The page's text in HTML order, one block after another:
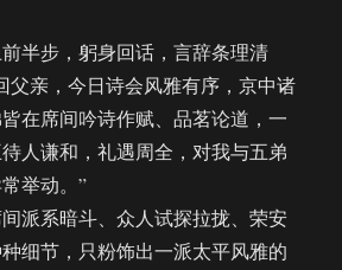
步，躬身回话，言辞条理清
父亲，今日诗会风雅有序，京中诸
在席间吟诗作赋、品茗论道，一
人谦和，礼遇周全，对我与五弟
举动。”
系暗斗、众人试探拉拢、荣安
细节，只粉饰出一派太平风雅的